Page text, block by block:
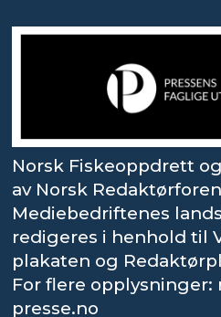
Norsk Fiskeoppdrett
av Norsk
Mediebedriftenes
redigeres i henhold til
plakaten og
For flere opplysninger:
presse.no